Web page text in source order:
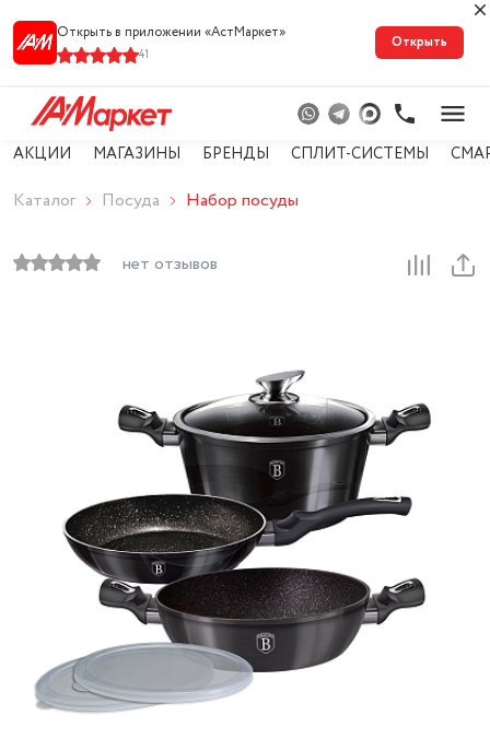
Открыть в приложении «АстМарке‪т‬»
41
Открыть
АКЦИИ МАГАЗИНЫ БРЕНДЫ СПЛИТ-СИСТЕМЫ
Каталог Посуда Набор посуды
нет отзывов